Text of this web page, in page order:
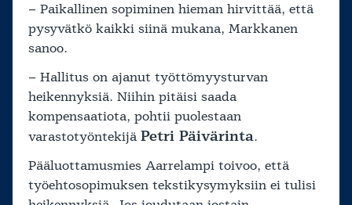
– Paikallinen sopiminen hieman hirvittää, että
pysyvätkö kaikki siinä mukana, Markkanen
sanoo.
– Hallitus on ajanut työttömyysturvan
heikennyksiä. Niihin pitäisi saada
kompensaatiota, pohtii puolestaan
varastotyöntekijä Petri Päivärinta.
Pääluottamusmies Aarrelampi toivoo, että
työehtosopimuksen tekstikysymyksiin ei tulisi